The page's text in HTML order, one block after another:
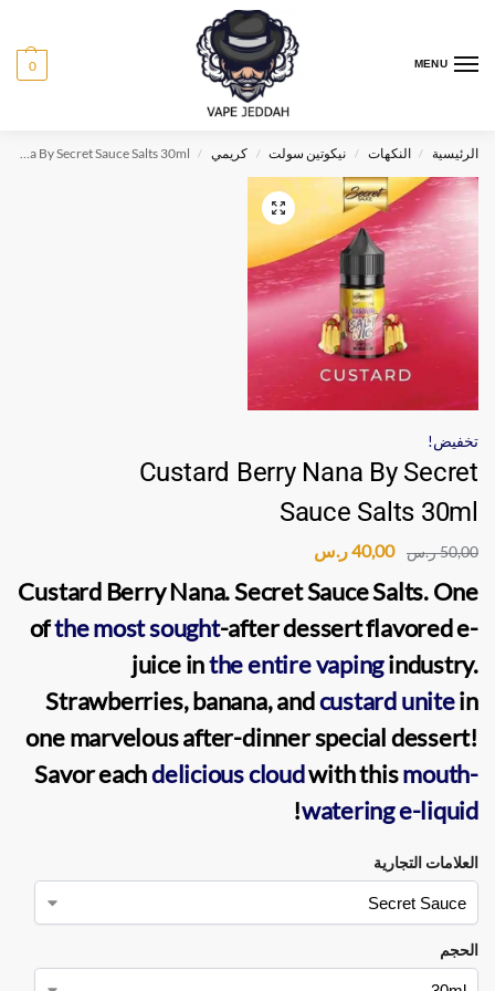
MENU
0
الرئيسية / النكهات / نيكوتين سولت / كريمي /
Custard Berry Nana By Secret Sauce Salts 30ml
تخفيض!
Custard Berry Nana By Secret
Sauce Salts 30ml
50,00ر.س 40,00ر.س
Custard Berry Nana. Secret Sauce Salts. One
ofthe most sought-after dessert flavorede-
juiceinthe entire vapingindustry.
Strawberries, banana, andcustard unitein
one marvelous after-dinner special dessert!
Savor eachdelicious cloudwith thismouth-
watering e-liquid
!
العلامات التجارية
الحجم